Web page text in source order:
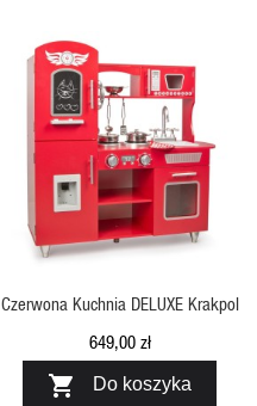
SZYBKI PODGLĄD
Czerwona Kuchnia DELUXE Krakpol
649,00 zł
 Do koszyka